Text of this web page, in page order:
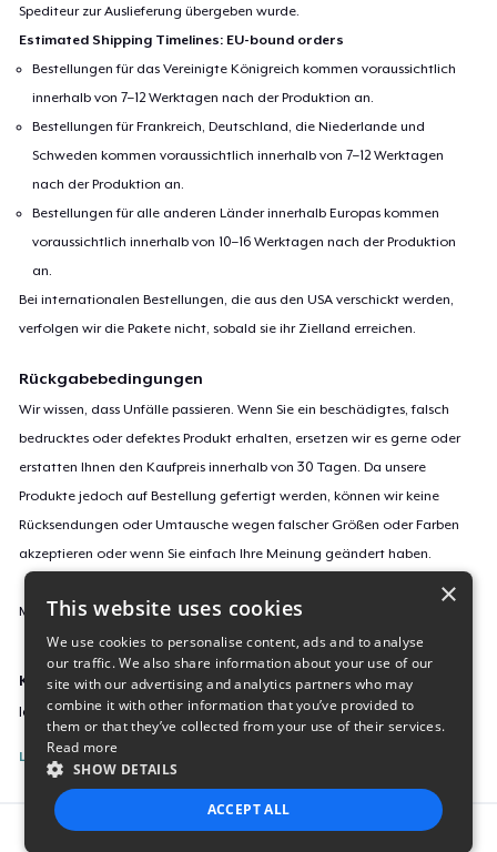
Spediteur zur Auslieferung übergeben wurde.
Estimated Shipping Timelines: EU-bound orders
Bestellungen für das Vereinigte Königreich kommen voraussichtlich
innerhalb von 7–12 Werktagen nach der Produktion an.
Bestellungen für Frankreich, Deutschland, die Niederlande und
Schweden kommen voraussichtlich innerhalb von 7–12 Werktagen
nach der Produktion an.
Bestellungen für alle anderen Länder innerhalb Europas kommen
voraussichtlich innerhalb von 10–16 Werktagen nach der Produktion
an.
Bei internationalen Bestellungen, die aus den USA verschickt werden,
verfolgen wir die Pakete nicht, sobald sie ihr Zielland erreichen.
Rückgabebedingungen
Wir wissen, dass Unfälle passieren. Wenn Sie ein beschädigtes, falsch
bedrucktes oder defektes Produkt erhalten, ersetzen wir es gerne oder
erstatten Ihnen den Kaufpreis innerhalb von 30 Tagen. Da unsere
Produkte jedoch auf Bestellung gefertigt werden, können wir keine
Rücksendungen oder Umtausche wegen falscher Größen oder Farben
akzeptieren oder wenn Sie einfach Ihre Meinung geändert haben.
Mehr Informationen zu unseren Rückgaberichtlinien findest du
Kampagnen-ID:
love-doesn-t-have-a-breed-4822
Listing melden
×
This website uses cookies
We use cookies to personalise content, ads and to analyse
our traffic. We also share information about your use of our
site with our advertising and analytics partners who may
combine it with other information that you’ve provided to
them or that they’ve collected from your use of their services.
Read more
SHOW DETAILS
ACCEPT ALL